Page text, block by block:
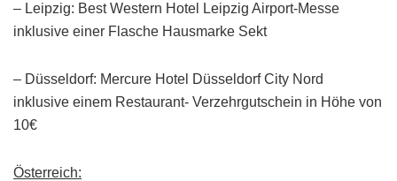
– Leipzig: Best Western Hotel Leipzig Airport-Messe
inklusive einer Flasche Hausmarke Sekt
– Düsseldorf: Mercure Hotel Düsseldorf City Nord
inklusive einem Restaurant- Verzehrgutsche​in in Höhe von
10€
Österreich: